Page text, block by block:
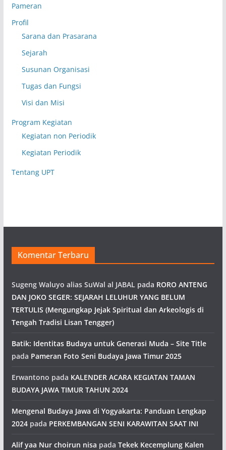
Pameran
Profil
Sarana dan Prasarana
Sejarah
Susunan Organisasi
Tugas dan Fungsi
Visi dan Misi
Program Kegiatan
Kegiatan non Periodik
Kegiatan Periodik
Tentang UPT
Komentar Terbaru
Sugeng Waluyo alias SuWal al JABAL pada RORO ANTENG
DAN JOKO SEGER: SEJARAH LELUHUR YANG BELUM
TERTULIS (Mengungkap Jejak Spiritual dan Arkeologis di
Tengah Tradisi Lisan Tengger)
Batik: Identitas Budaya untuk Generasi Muda – Site Title
pada Pameran Foto Seni Budaya Jawa Timur 2025
Erwantono pada KALENDER ACARA KEGIATAN TAMAN
BUDAYA JAWA TIMUR TAHUN 2024
Mengenal Budaya Jawa di Yogyakarta: Panduan Lengkap
2024pada PERKEMBANGAN SENI KARAWITAN SAAT INI
Alif yaa Nur choirun nisa pada Tekek Kecemplung Kalen